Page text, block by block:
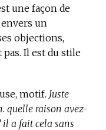
une façon de
un
objections,
Il est du stile
motif. Juste
quelle raison avez-
il a fait cela sans